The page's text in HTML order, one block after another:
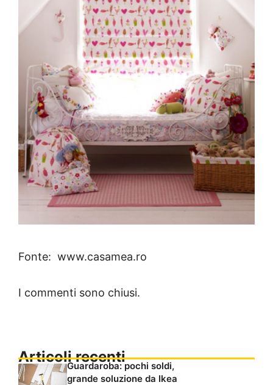
Fonte: www.casamea.ro
I commenti sono chiusi.
Articoli recenti
Guardaroba: pochi soldi,
grande soluzione da Ikea